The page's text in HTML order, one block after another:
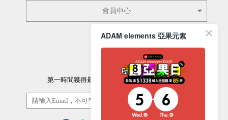
會員中心
第一時間獲得最新的優惠資訊以及最新產品資訊
訂閱/取消
ADAM elements 亞果元素